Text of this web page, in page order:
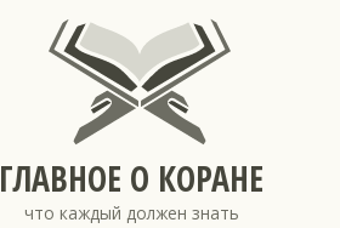
ГЛАВНОЕ О КОРАНЕ
что каждый должен знать